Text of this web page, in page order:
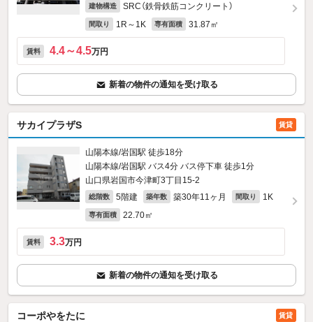
建物構造 SRC（鉄骨鉄筋コンクリート）
間取り 1R～1K 専有面積 31.87㎡
賃料 4.4～4.5万円
新着の物件の通知を受け取る
サカイプラザS 賃貸
山陽本線/岩国駅 徒歩18分
山陽本線/岩国駅 バス4分 バス停下車 徒歩1分
山口県岩国市今津町3丁目15-2
総階数 5階建 築年数 築30年11ヶ月 間取り 1K
専有面積 22.70㎡
賃料 3.3万円
新着の物件の通知を受け取る
コーポやをたに 賃貸